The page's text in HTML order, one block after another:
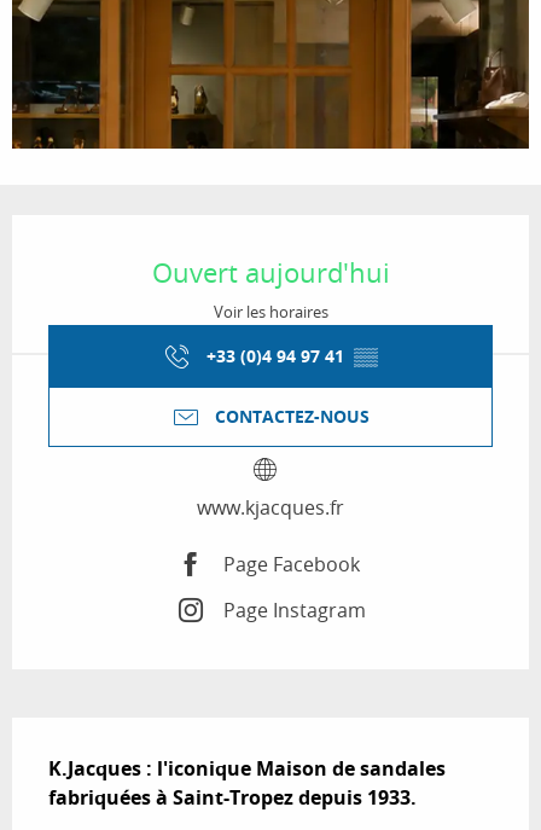
Ouvert aujourd'hui
Voir les horaires
+33 (0)4 94 97 41 ▒▒
CONTACTEZ-NOUS
www.kjacques.fr
Page Facebook
Page Instagram
K.Jacques : l'iconique Maison de sandales
fabriquées à Saint-Tropez depuis 1933.